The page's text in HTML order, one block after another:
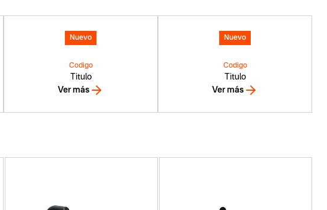
Nuevo
Titulo
Codigo
Ver más
Nuevo
Titulo
Codigo
Ver más